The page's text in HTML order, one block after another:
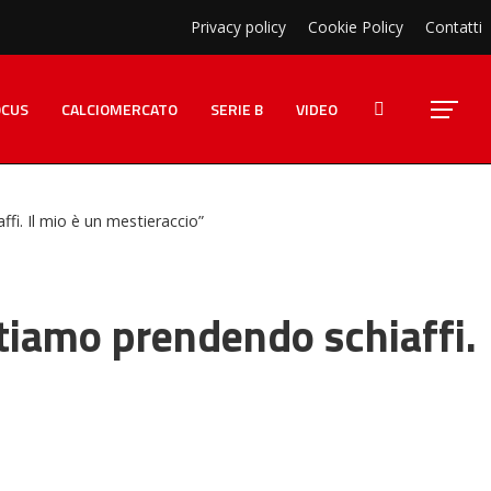
Privacy policy Cookie Policy Contatti
CALCIOMERCATO SERIE B VIDEO
Il mio è un mestieraccio”
prendendo schiaffi.